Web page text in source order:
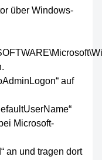
über Windows-
auf
Microsoft-
an und tragen dort